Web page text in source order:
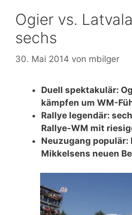
Ogier vs.
sechs
30. Mai 2014 von mbilger
Duell spektakulär:
kämpfen um WM-
Rallye legendär:
Rallye-WM mit
Neuzugang populär:
Mikkelsens neuen